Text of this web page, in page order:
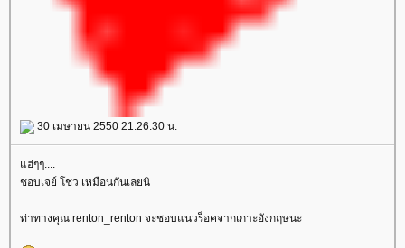
30 เมษายน 2550 21:26:30 น.
ฮ่ๆๆ....
ชอบเจย์ โชว เหมือนกันเลยนิ
ท่าทางคุณ renton_renton จะชอบแนวร็อคจากเกาะอังกฤษนะ